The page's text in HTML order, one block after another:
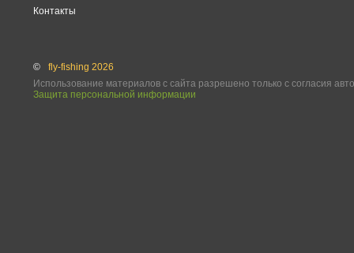
Контакты
©
fly-fishing 2026
Использование материалов с сайта разрешено только с согласия
Защита персональной информации